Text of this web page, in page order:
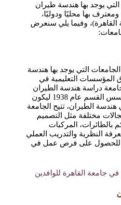
يوجد بها هندسة طيران
بها محليًا ودوليًا،
القاهرة)، وفيما يلي سنعرض
التي يوجد بها هندسة
التعليمية في
دراسة هندسة الطيران
والفضاء ضمن كلية الهندسة، تأسس القسم عام 1938 ليكون
الطيران، تتيح الجامعة
مختلفة مثل التصميم
بالطائرات، المركبات
النظرية والتدريب العملي
للحصول على فرص عمل في
جامعة القاهرة للوافدين